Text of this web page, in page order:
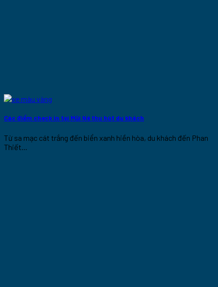
Các điểm check in tại Mũi Né thu hút du khách
Từ sa mạc cát trắng đến biển xanh hiền hòa, du khách đến Phan
Thiết...